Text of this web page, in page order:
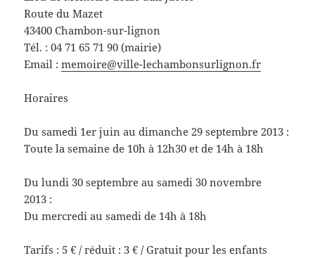
Route du Mazet
43400 Chambon-sur-lignon
Tél. : 04 71 65 71 90 (mairie)
Email :memoire@ville-lechambonsurlignon.fr
Horaires
Du samedi 1er juin au dimanche 29 septembre 2013 :
Toute la semaine de 10h à 12h30 et de 14h à 18h
Du lundi 30 septembre au samedi 30 novembre
2013 :
Du mercredi au samedi de 14h à 18h
Tarifs : 5 € / réduit : 3 € / Gratuit pour les enfants